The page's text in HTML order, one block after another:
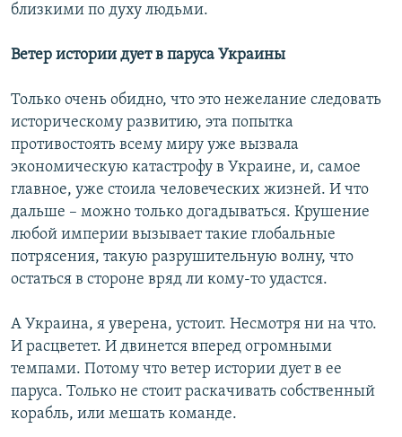
близкими по духу людьми.
Ветер истории дует в паруса Украины
Только очень обидно, что это нежелание следовать
историческому развитию, эта попытка
противостоять всему миру уже вызвала
экономическую катастрофу в Украине, и, самое
главное, уже стоила человеческих жизней. И что
дальше – можно только догадываться. Крушение
любой империи вызывает такие глобальные
потрясения, такую разрушительную волну, что
остаться в стороне вряд ли кому-то удастся.
А Украина, я уверена, устоит. Несмотря ни на что.
И расцветет. И двинется вперед огромными
темпами. Потому что ветер истории дует в ее
паруса. Только не стоит раскачивать собственный
корабль, или мешать команде.